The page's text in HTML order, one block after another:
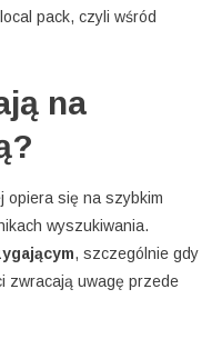
pack, czyli wśród
na
opiera się na szybkim
wyszukiwania.
, szczególnie gdy
zwracają uwagę przede